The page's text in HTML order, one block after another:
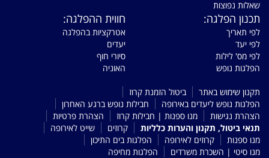
שאלות נפוצות
תכנון הפלגה:
לפי תאריך
לפי יעד
לפי מס' לילות
הפלגות נופש
חווית ההפלגה:
אטרקציות בהפלגה
יעדים
סיורי חוף
האוניה
תקנון שימוש באתר
ביטול הזמנת קרוז
הפלגות נופש ליעדים באירופה
חבילות נופש ברגע האחרון
הצהרת נגישות
מנו ספנות | חבילות קרוז
הצהרת פרטיות
תנאי ביטול, תקנון והערות כלליות
קרוזים
שייט לאירופה
מנו ספנות
קרוזים לאירופה
הפלגות בים התיכון
מנו סיטי | השכרת משרדים
הפלגות מחיפה